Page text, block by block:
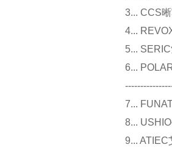
3... CCS
4...
5...
6...
7...
8...
9...